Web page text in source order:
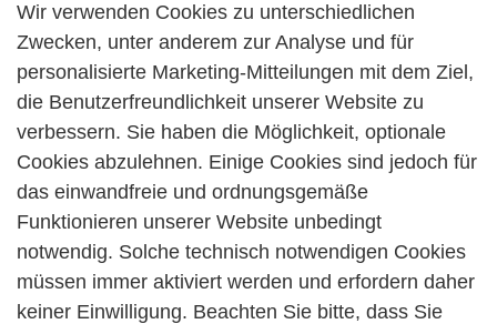
Wir verwenden Cookies zu unterschiedlichen
Zwecken, unter anderem zur Analyse und für
personalisierte Marketing-Mitteilungen mit dem Ziel,
die Benutzerfreundlichkeit unserer Website zu
verbessern. Sie haben die Möglichkeit, optionale
Cookies abzulehnen. Einige Cookies sind jedoch für
das einwandfreie und ordnungsgemäße
Funktionieren unserer Website unbedingt
notwendig. Solche technisch notwendigen Cookies
müssen immer aktiviert werden und erfordern daher
keiner Einwilligung. Beachten Sie bitte, dass Sie